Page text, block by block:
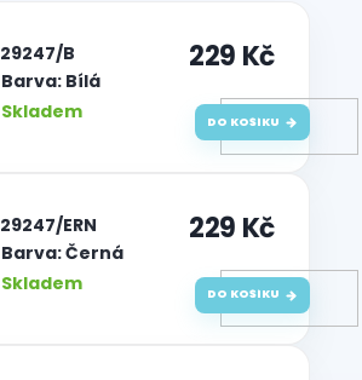
Barva: Bílá
Skladem
| 29247/B 229 Kč
DO KOŠÍKU
Barva: Černá
Skladem
| 29247/ERN 229 Kč
DO KOŠÍKU